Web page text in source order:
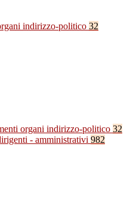
indirizzo-politico 32
organi indirizzo-politico 32
- amministrativi 982